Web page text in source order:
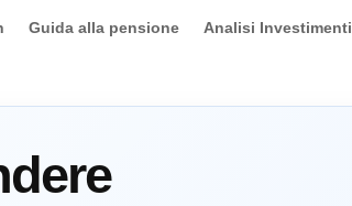
Guida alla pensione Analisi Investimenti